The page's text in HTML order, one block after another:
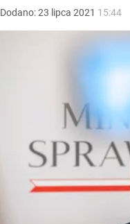
Dodano:23 lipca 2021 15:44